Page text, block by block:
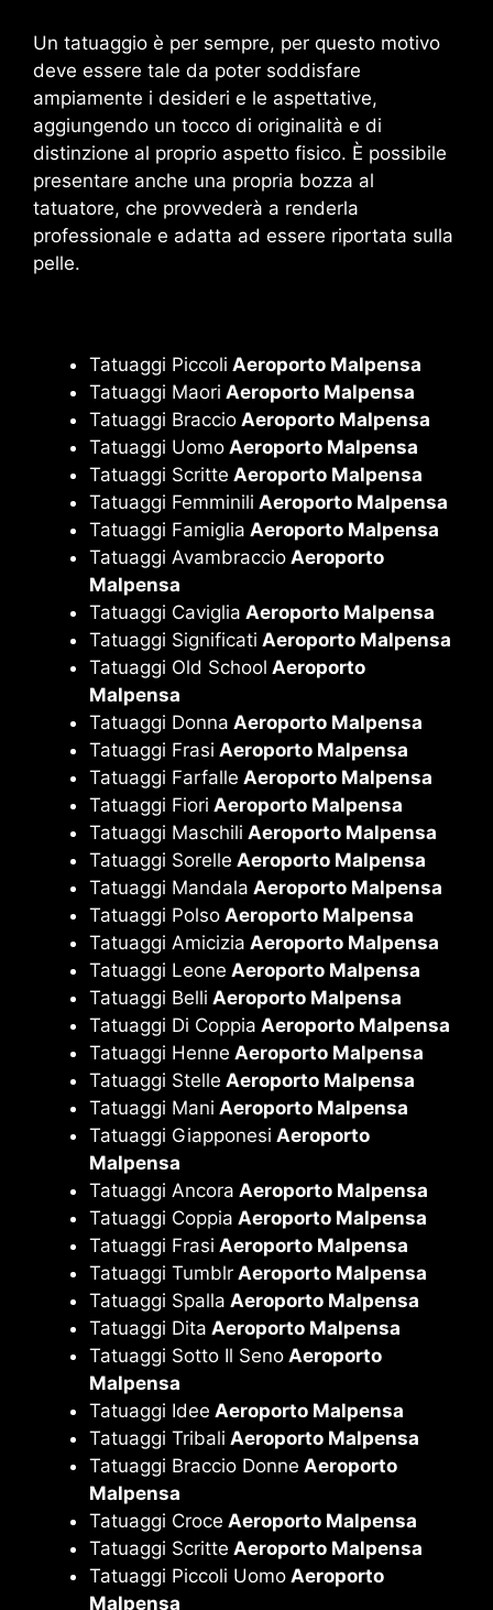
Un tatuaggio è per sempre, per questo motivo
deve essere tale da poter soddisfare
ampiamente i desideri e le aspettative,
aggiungendo un tocco di originalità e di
distinzione al proprio aspetto fisico. È possibile
presentare anche una propria bozza al
tatuatore, che provvederà a renderla
professionale e adatta ad essere riportata sulla
pelle.
Tatuaggi Piccoli Aeroporto Malpensa
Tatuaggi Maori Aeroporto Malpensa
Tatuaggi Braccio Aeroporto Malpensa
Tatuaggi Uomo Aeroporto Malpensa
Tatuaggi Scritte Aeroporto Malpensa
Tatuaggi Femminili Aeroporto Malpensa
Tatuaggi Famiglia Aeroporto Malpensa
Tatuaggi Avambraccio Aeroporto
Malpensa
Tatuaggi Caviglia Aeroporto Malpensa
Tatuaggi Significati Aeroporto Malpensa
Tatuaggi Old School Aeroporto
Malpensa
Tatuaggi Donna Aeroporto Malpensa
Tatuaggi Frasi Aeroporto Malpensa
Tatuaggi Farfalle Aeroporto Malpensa
Tatuaggi Fiori Aeroporto Malpensa
Tatuaggi Maschili Aeroporto Malpensa
Tatuaggi Sorelle Aeroporto Malpensa
Tatuaggi Mandala Aeroporto Malpensa
Tatuaggi Polso Aeroporto Malpensa
Tatuaggi Amicizia Aeroporto Malpensa
Tatuaggi Leone Aeroporto Malpensa
Tatuaggi Belli Aeroporto Malpensa
Tatuaggi Di Coppia Aeroporto Malpensa
Tatuaggi Henne Aeroporto Malpensa
Tatuaggi Stelle Aeroporto Malpensa
Tatuaggi Mani Aeroporto Malpensa
Tatuaggi Giapponesi Aeroporto
Malpensa
Tatuaggi Ancora Aeroporto Malpensa
Tatuaggi Coppia Aeroporto Malpensa
Tatuaggi Frasi Aeroporto Malpensa
Tatuaggi Tumblr Aeroporto Malpensa
Tatuaggi Spalla Aeroporto Malpensa
Tatuaggi Dita Aeroporto Malpensa
Tatuaggi Sotto Il Seno Aeroporto
Malpensa
Tatuaggi Idee Aeroporto Malpensa
Tatuaggi Tribali Aeroporto Malpensa
Tatuaggi Braccio Donne Aeroporto
Malpensa
Tatuaggi Croce Aeroporto Malpensa
Tatuaggi Scritte Aeroporto Malpensa
Tatuaggi Piccoli Uomo Aeroporto
Malpensa